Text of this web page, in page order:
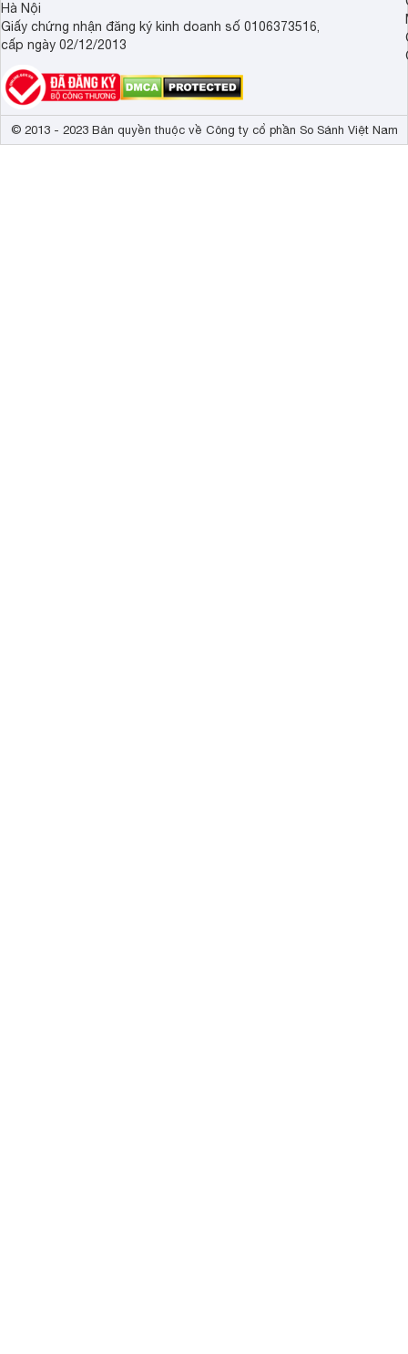
Hà Nội
Giấy chứng nhận đăng ký kinh doanh số 0106373516,
cấp ngày 02/12/2013
© 2013 - 2023 Bản quyền thuộc về Công ty cổ phần So Sánh Việt Nam